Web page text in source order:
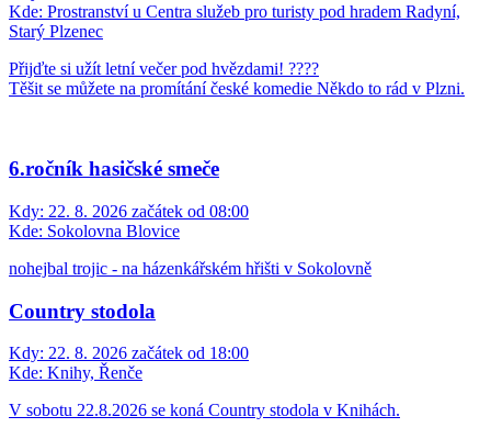
Kde: Prostranství u Centra služeb pro turisty pod hradem Radyní,
Starý Plzenec
Přijďte si užít letní večer pod hvězdami! ????
Těšit se můžete na promítání české komedie Někdo to rád v Plzni.
6.ročník hasičské smeče
Kdy: 22. 8. 2026 začátek od 08:00
Kde: Sokolovna Blovice
nohejbal trojic - na házenkářském hřišti v Sokolovně
Country stodola
Kdy: 22. 8. 2026 začátek od 18:00
Kde: Knihy, Řenče
V sobotu 22.8.2026 se koná Country stodola v Knihách.